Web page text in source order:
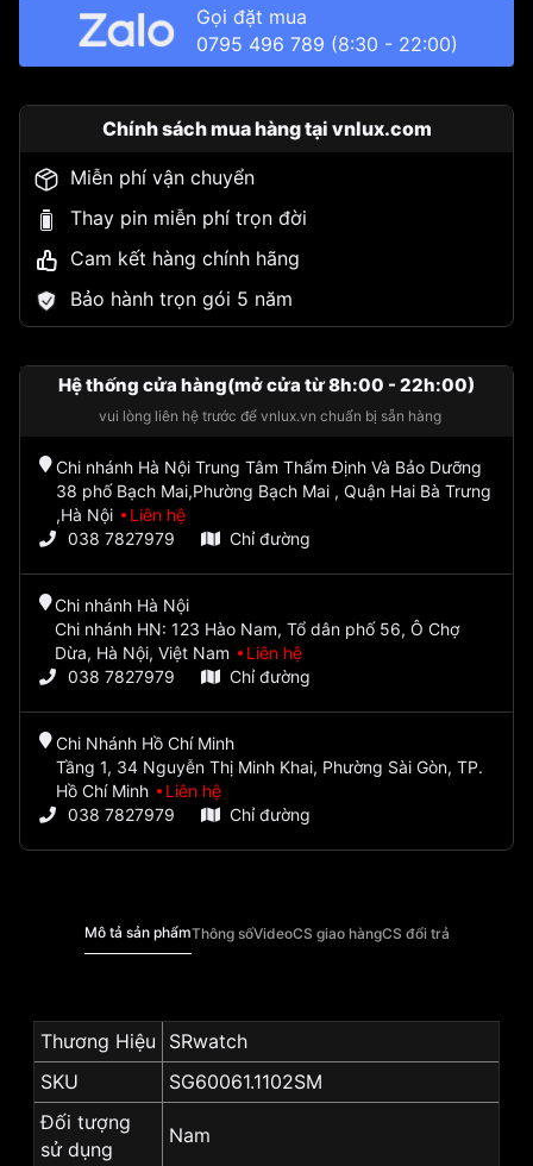
Gọi đặt mua
0795 496 789 (8:30 - 22:00)
Chính sách mua hàng tại vnlux.com
Miễn phí vận chuyển
Thay pin miễn phí trọn đời
Cam kết hàng chính hãng
Bảo hành trọn gói 5 năm
Hệ thống cửa hàng(mở cửa từ 8h:00 - 22h:00)
vui lòng liên hệ trước để vnlux.vn chuẩn bị sẵn hàng
Chi nhánh Hà Nội Trung Tâm Thẩm Định Và Bảo Dưỡng
38 phố Bạch Mai,Phường Bạch Mai , Quận Hai Bà Trưng
,Hà Nội
Liên hệ
038 7827979
Chỉ đường
Chi nhánh Hà Nội
Chi nhánh HN: 123 Hào Nam, Tổ dân phố 56, Ô Chợ
Dừa, Hà Nội, Việt Nam
Liên hệ
038 7827979
Chỉ đường
Chi Nhánh Hồ Chí Minh
Tầng 1, 34 Nguyễn Thị Minh Khai, Phường Sài Gòn, TP.
Hồ Chí Minh
Liên hệ
038 7827979
Chỉ đường
Mô tả sản phẩmThông sốVideoCS giao hàngCS đổi trả
Thương Hiệu
SRwatch
SKU
SG60061.1102SM
Đối tượng
sử dụng
Nam